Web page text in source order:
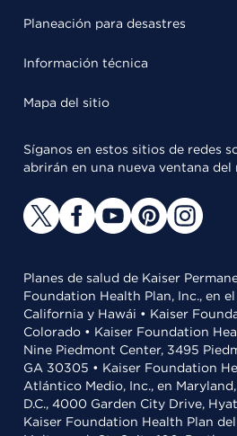
Planeación para desastres
Información técnica
Mapa del sitio
Síganos en estos sitios de redes
abrirán en una nueva ventana del
Planes de salud de Kaiser
Foundation Health Plan, Inc., en
California y Hawái • Kaiser
Colorado • Kaiser Foundation
Nine Piedmont Center, 3495
GA 30305 • Kaiser Foundation
Atlántico Medio, Inc., en
D.C., 4000 Garden City Drive,
Kaiser Foundation Health Plan